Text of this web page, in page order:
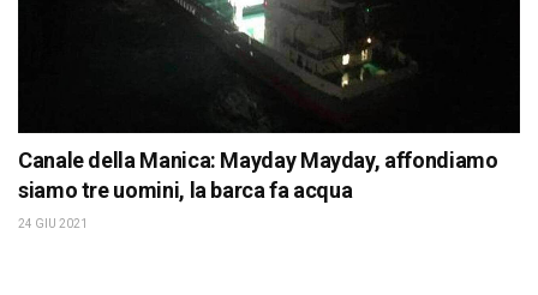
Canale della Manica: Mayday Mayday, affondiamo
siamo tre uomini, la barca fa acqua
24 GIU 2021